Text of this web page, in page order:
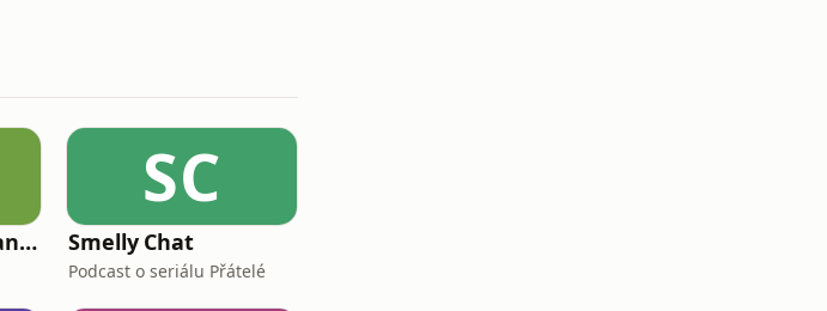
S klackem proti tankům
SC
Smelly Chat
Podcast o seriálu Přátelé